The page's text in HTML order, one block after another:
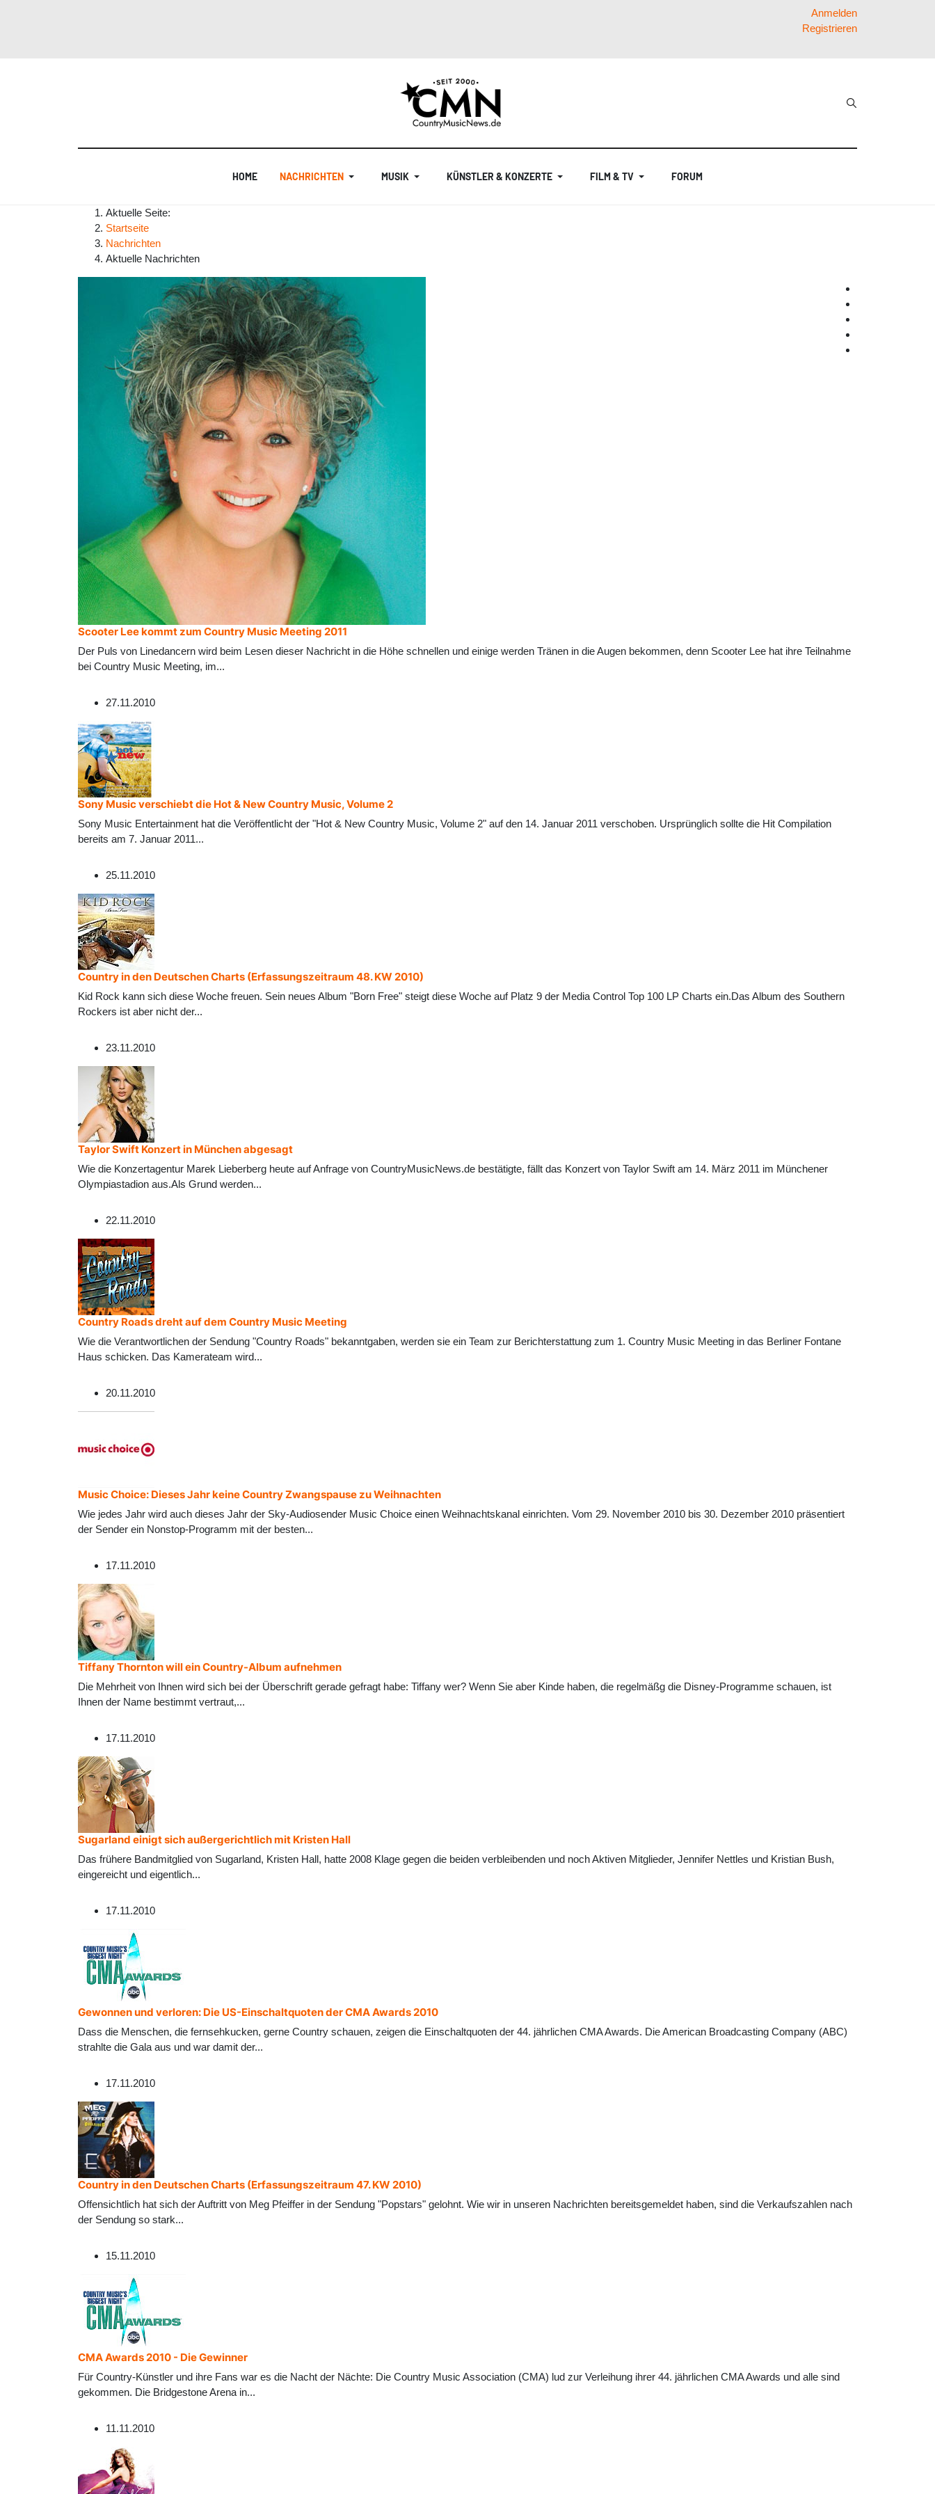
Anmelden
Registrieren
HOME NACHRICHTEN MUSIK KÜNSTLER & KONZERTE FILM & TV FORUM
Aktuelle Seite:
Startseite
Nachrichten
Aktuelle Nachrichten
Scooter Lee kommt zum Country Music Meeting 2011
Der Puls von Linedancern wird beim Lesen dieser Nachricht in die Höhe schnellen und einige werden Tränen in die Augen bekommen, denn Scooter Lee hat ihre Teilnahme
bei Country Music Meeting, im...
27.11.2010
Sony Music verschiebt die Hot & New Country Music, Volume 2
Sony Music Entertainment hat die Veröffentlicht der "Hot & New Country Music, Volume 2" auf den 14. Januar 2011 verschoben. Ursprünglich sollte die Hit Compilation
bereits am 7. Januar 2011...
25.11.2010
Country in den Deutschen Charts (Erfassungszeitraum 48. KW 2010)
Kid Rock kann sich diese Woche freuen. Sein neues Album "Born Free" steigt diese Woche auf Platz 9 der Media Control Top 100 LP Charts ein.Das Album des Southern
Rockers ist aber nicht der...
23.11.2010
Taylor Swift Konzert in München abgesagt
Wie die Konzertagentur Marek Lieberberg heute auf Anfrage von CountryMusicNews.de bestätigte, fällt das Konzert von Taylor Swift am 14. März 2011 im Münchener
Olympiastadion aus.Als Grund werden...
22.11.2010
Country Roads dreht auf dem Country Music Meeting
Wie die Verantwortlichen der Sendung "Country Roads" bekanntgaben, werden sie ein Team zur Berichterstattung zum 1. Country Music Meeting in das Berliner Fontane
Haus schicken. Das Kamerateam wird...
20.11.2010
Music Choice: Dieses Jahr keine Country Zwangspause zu Weihnachten
Wie jedes Jahr wird auch dieses Jahr der Sky-Audiosender Music Choice einen Weihnachtskanal einrichten. Vom 29. November 2010 bis 30. Dezember 2010 präsentiert
der Sender ein Nonstop-Programm mit der besten...
17.11.2010
Tiffany Thornton will ein Country-Album aufnehmen
Die Mehrheit von Ihnen wird sich bei der Überschrift gerade gefragt habe: Tiffany wer? Wenn Sie aber Kinde haben, die regelmäßg die Disney-Programme schauen, ist
Ihnen der Name bestimmt vertraut,...
17.11.2010
Sugarland einigt sich außergerichtlich mit Kristen Hall
Das frühere Bandmitglied von Sugarland, Kristen Hall, hatte 2008 Klage gegen die beiden verbleibenden und noch Aktiven Mitglieder, Jennifer Nettles und Kristian Bush,
eingereicht und eigentlich...
17.11.2010
Gewonnen und verloren: Die US-Einschaltquoten der CMA Awards 2010
Dass die Menschen, die fernsehkucken, gerne Country schauen, zeigen die Einschaltquoten der 44. jährlichen CMA Awards. Die American Broadcasting Company (ABC)
strahlte die Gala aus und war damit der...
17.11.2010
Country in den Deutschen Charts (Erfassungszeitraum 47. KW 2010)
Offensichtlich hat sich der Auftritt von Meg Pfeiffer in der Sendung "Popstars" gelohnt. Wie wir in unseren Nachrichten bereitsgemeldet haben, sind die Verkaufszahlen nach
der Sendung so stark...
15.11.2010
CMA Awards 2010 - Die Gewinner
Für Country-Künstler und ihre Fans war es die Nacht der Nächte: Die Country Music Association (CMA) lud zur Verleihung ihrer 44. jährlichen CMA Awards und alle sind
gekommen. Die Bridgestone Arena in...
11.11.2010